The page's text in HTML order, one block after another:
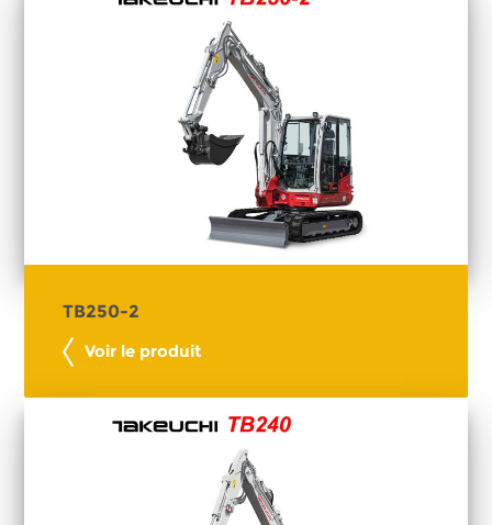
TB250-2
Voir le produit